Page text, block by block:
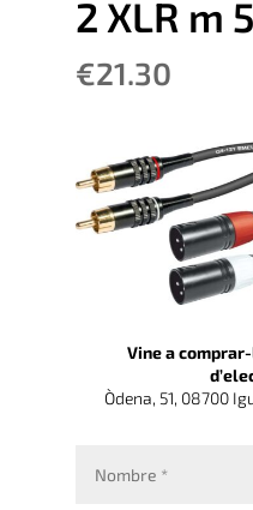
2 XLR m
€21.30
Vine a
Òdena, 51, 08700